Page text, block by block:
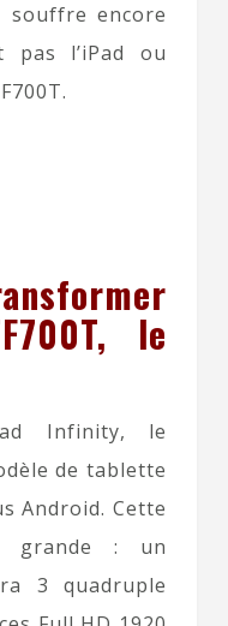
souffre encore
pas l’iPad ou
le
Infinity, le
de tablette
Android. Cette
grande : un
3 quadruple